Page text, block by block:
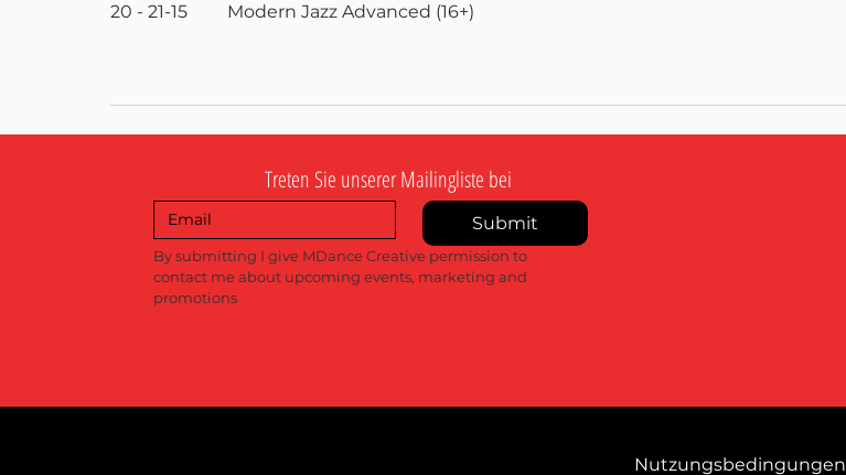
20 - 21-15         Modern Jazz Advanced (16+)
Aktuelle Beiträge
Treten Sie unserer Mailingliste bei
Submit
By submitting I give MDance Creative permission to
contact me about upcoming events, marketing and
promotions
Nutzungsbedingungen